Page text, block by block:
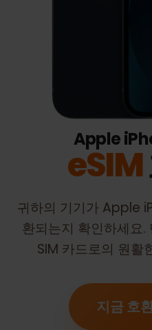
Apple
eSIM
귀하의 기기가 Apple
환되는지 확인하세요.
SIM 카드로의 원활
지금 호